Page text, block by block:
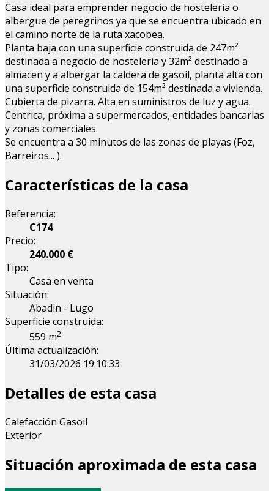
Casa ideal para emprender negocio de hosteleria o
albergue de peregrinos ya que se encuentra ubicado en
el camino norte de la ruta xacobea.
Planta baja con una superficie construida de 247m²
destinada a negocio de hosteleria y 32m² destinado a
almacen y a albergar la caldera de gasoil, planta alta con
una superficie construida de 154m² destinada a vivienda.
Cubierta de pizarra. Alta en suministros de luz y agua.
Centrica, próxima a supermercados, entidades bancarias
y zonas comerciales.
Se encuentra a 30 minutos de las zonas de playas (Foz,
Barreiros... ).
Características de la casa
Referencia:
C174
Precio:
240.000 €
Tipo:
Casa en venta
Situación:
Abadin - Lugo
Superficie construida:
559 m2
Última actualización:
31/03/2026 19:10:33
Detalles de esta casa
Calefacción Gasoil
Exterior
Situación aproximada de esta casa